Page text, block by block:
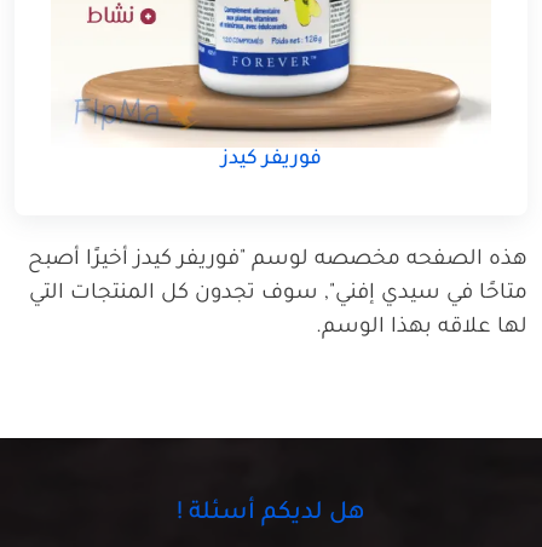
فوريفر كيدز
هذه الصفحه مخصصه لوسم "فوريفر كيدز أخيرًا أصبح
متاحًا في سيدي إفني", سوف تجدون كل المنتجات التي
لها علاقه بهذا الوسم.
هل لديكم أسئلة !